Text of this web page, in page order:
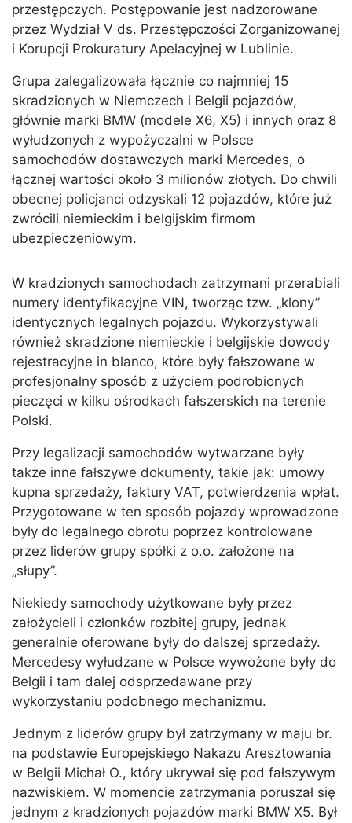
przestępczych. Postępowanie jest nadzorowane
przez Wydział V ds. Przestępczości Zorganizowanej
i Korupcji Prokuratury Apelacyjnej w Lublinie.
Grupa zalegalizowała łącznie co najmniej 15
skradzionych w Niemczech i Belgii pojazdów,
głównie marki BMW (modele X6, X5) i innych oraz 8
wyłudzonych z wypożyczalni w Polsce
samochodów dostawczych marki Mercedes, o
łącznej wartości około 3 milionów złotych. Do chwili
obecnej policjanci odzyskali 12 pojazdów, które już
zwrócili niemieckim i belgijskim firmom
ubezpieczeniowym.
W kradzionych samochodach zatrzymani przerabiali
numery identyfikacyjne VIN, tworząc tzw. „klony”
identycznych legalnych pojazdu. Wykorzystywali
również skradzione niemieckie i belgijskie dowody
rejestracyjne in blanco, które były fałszowane w
profesjonalny sposób z użyciem podrobionych
pieczęci w kilku ośrodkach fałszerskich na terenie
Polski.
Przy legalizacji samochodów wytwarzane były
także inne fałszywe dokumenty, takie jak: umowy
kupna sprzedaży, faktury VAT, potwierdzenia wpłat.
Przygotowane w ten sposób pojazdy wprowadzone
były do legalnego obrotu poprzez kontrolowane
przez liderów grupy spółki z o.o. założone na
„słupy”.
Niekiedy samochody użytkowane były przez
założycieli i członków rozbitej grupy, jednak
generalnie oferowane były do dalszej sprzedaży.
Mercedesy wyłudzane w Polsce wywożone były do
Belgii i tam dalej odsprzedawane przy
wykorzystaniu podobnego mechanizmu.
Jednym z liderów grupy był zatrzymany w maju br.
na podstawie Europejskiego Nakazu Aresztowania
w Belgii Michał O., który ukrywał się pod fałszywym
nazwiskiem. W momencie zatrzymania poruszał się
jednym z kradzionych pojazdów marki BMW X5. Był